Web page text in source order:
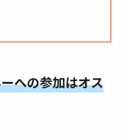
への参加はオス